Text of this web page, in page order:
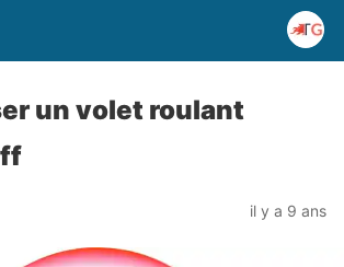
un volet roulant
il y a 9 ans